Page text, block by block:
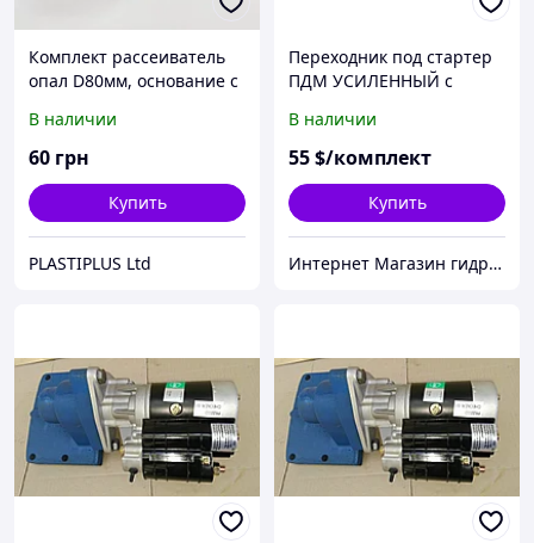
Комплект рассеиватель
опал D80мм, основание с
D16мм, патрон G4.
Черный
В наличии
60 грн
Купить
PLASTIPLUS Ltd
Переходник под стартер
ПДМ УСИЛЕННЫЙ с
В наличии
55$/комплект
Купить
Интернет Магазин гидравлических узлов